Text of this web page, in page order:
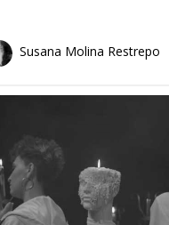
Susana Molina Restrepo